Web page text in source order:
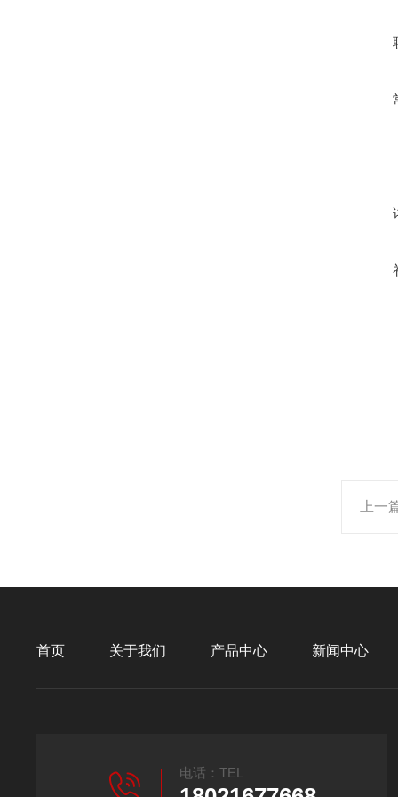
上一
首页 关于我们 产品中心 新闻中心
电话：TEL